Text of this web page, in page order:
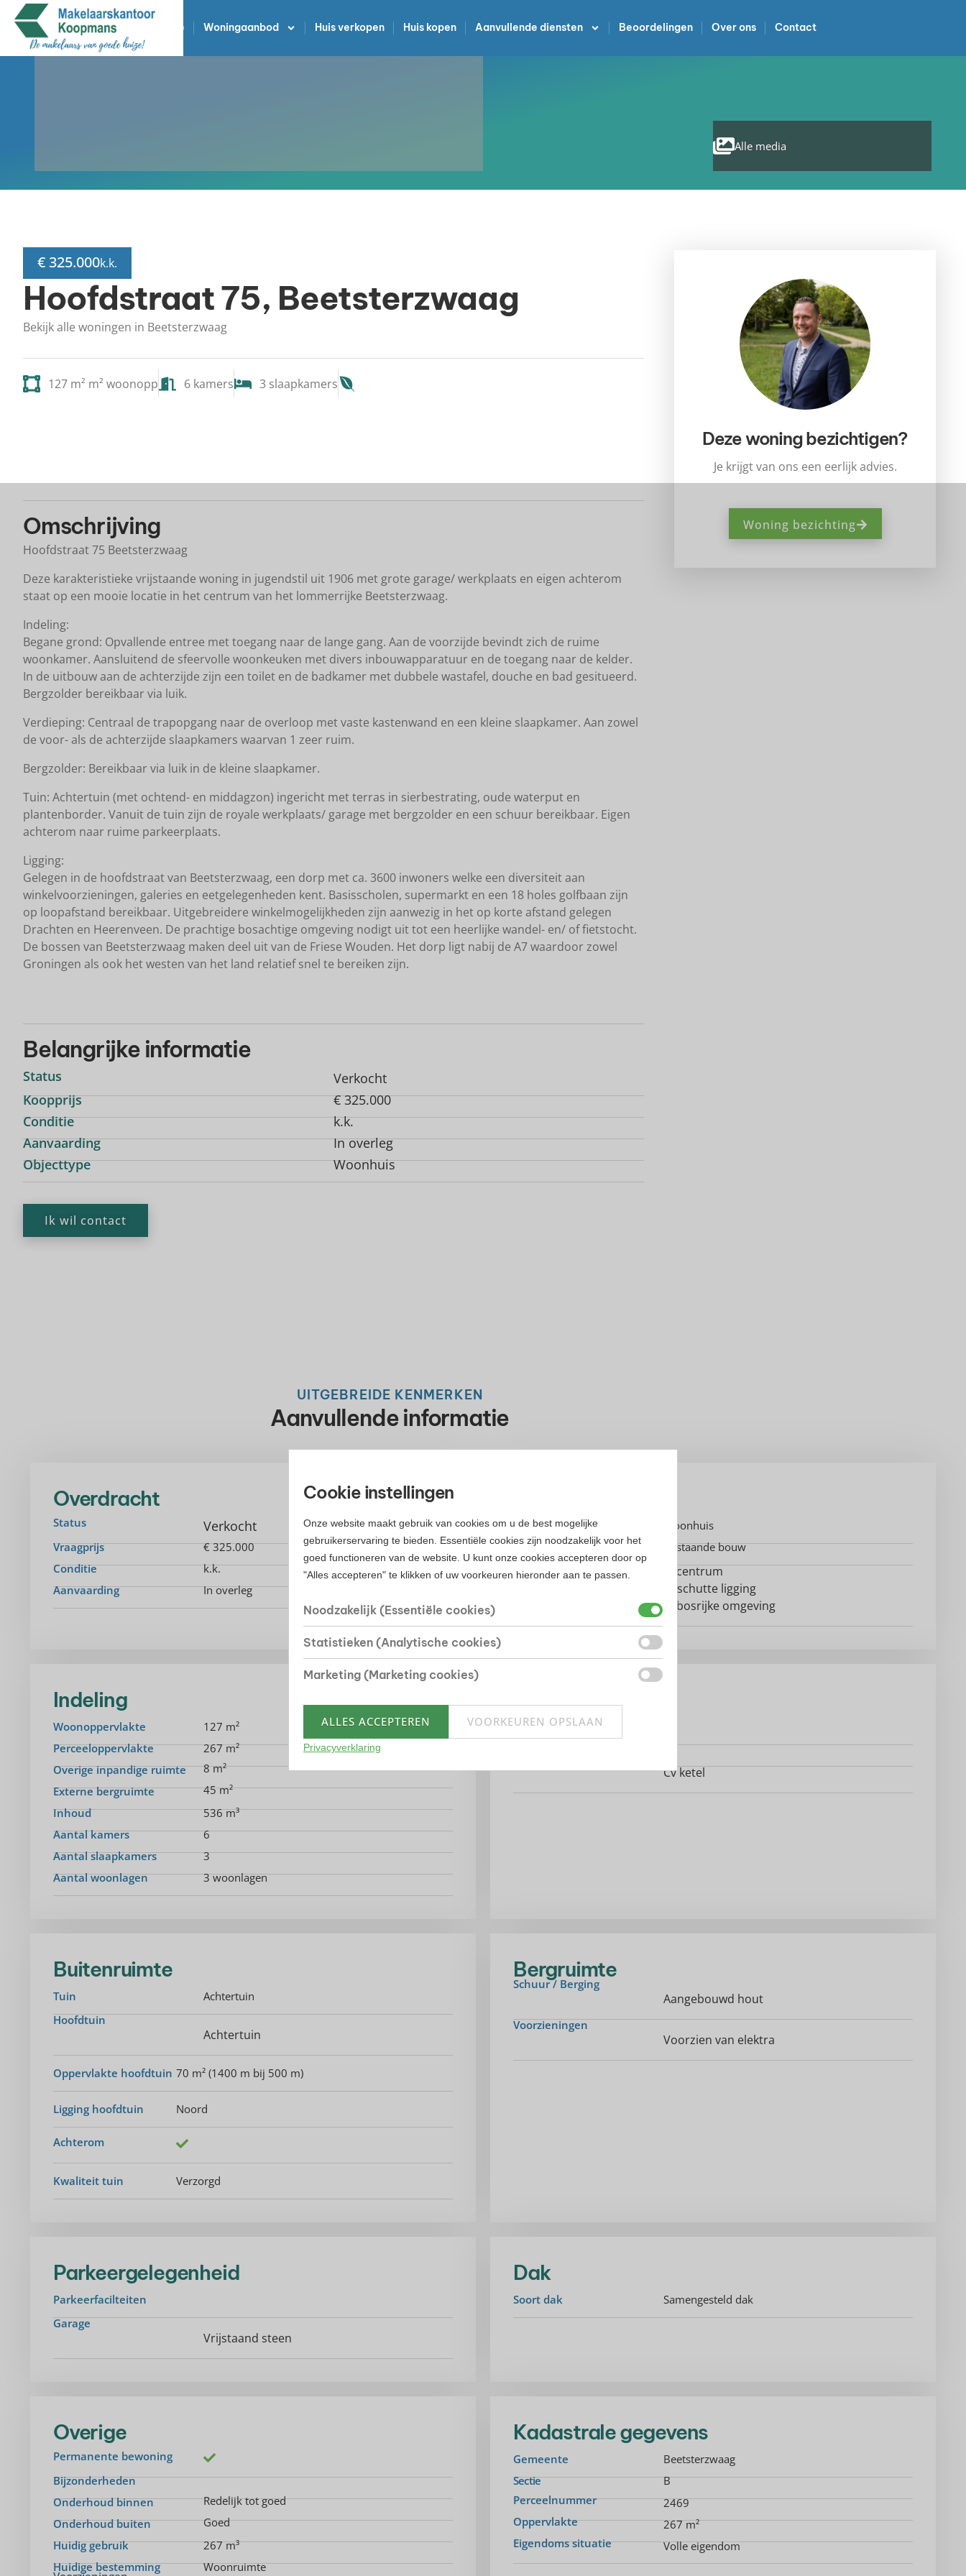
Home Woningaanbod Huis verkopen Huis kopen Aanvullende diensten Beoordelingen Over ons Contact
Alle media
€ 325.000k.k.
Hoofdstraat 75, Beetsterzwaag
Bekijk alle woningen in Beetsterzwaag
127 m² m² woonopp 6 kamers 3 slaapkamers
Omschrijving
Hoofdstraat 75 Beetsterzwaag
Deze karakteristieke vrijstaande woning in jugendstil uit 1906 met grote garage/ werkplaats en eigen achterom
staat op een mooie locatie in het centrum van het lommerrijke Beetsterzwaag.
Indeling:
Begane grond: Opvallende entree met toegang naar de lange gang. Aan de voorzijde bevindt zich de ruime
woonkamer. Aansluitend de sfeervolle woonkeuken met divers inbouwapparatuur en de toegang naar de kelder.
In de uitbouw aan de achterzijde zijn een toilet en de badkamer met dubbele wastafel, douche en bad gesitueerd.
Bergzolder bereikbaar via luik.
Verdieping: Centraal de trapopgang naar de overloop met vaste kastenwand en een kleine slaapkamer. Aan zowel
de voor- als de achterzijde slaapkamers waarvan 1 zeer ruim.
Bergzolder: Bereikbaar via luik in de kleine slaapkamer.
Tuin: Achtertuin (met ochtend- en middagzon) ingericht met terras in sierbestrating, oude waterput en
plantenborder. Vanuit de tuin zijn de royale werkplaats/ garage met bergzolder en een schuur bereikbaar. Eigen
achterom naar ruime parkeerplaats.
Ligging:
Gelegen in de hoofdstraat van Beetsterzwaag, een dorp met ca. 3600 inwoners welke een diversiteit aan
winkelvoorzieningen, galeries en eetgelegenheden kent. Basisscholen, supermarkt en een 18 holes golfbaan zijn
op loopafstand bereikbaar. Uitgebreidere winkelmogelijkheden zijn aanwezig in het op korte afstand gelegen
Drachten en Heerenveen. De prachtige bosachtige omgeving nodigt uit tot een heerlijke wandel- en/ of fietstocht.
De bossen van Beetsterzwaag maken deel uit van de Friese Wouden. Het dorp ligt nabij de A7 waardoor zowel
Groningen als ook het westen van het land relatief snel te bereiken zijn.
Belangrijke informatie
Status
Verkocht
Koopprijs
€ 325.000
Conditie
k.k.
Aanvaarding
In overleg
Objecttype
Woonhuis
Ik wil contact
Deze woning bezichtigen?
Je krijgt van ons een eerlijk advies.
Woning bezichting
UITGEBREIDE KENMERKEN
Aanvullende informatie
Overdracht
Status Verkocht
Vraagprijs
€ 325.000
Conditie
k.k.
Aanvaarding
In overleg
Soort object
Woonhuis
Bouwvorm
Bestaande bouw
Ligging
In centrum
Beschutte ligging
In bosrijke omgeving
Indeling
Woonoppervlakte
127 m²
Perceeloppervlakte
267 m²
Overige inpandige ruimte
8 m²
Externe bergruimte
45 m²
Inhoud
536 m³
Aantal kamers
6
Aantal slaapkamers
3
Aantal woonlagen
3 woonlagen
Energie
Energieklasse
Cv ketel
Buitenruimte
Tuin
Achtertuin
Hoofdtuin
Achtertuin
Oppervlakte hoofdtuin 70 m² (1400 m bij 500 m)
Ligging hoofdtuin Noord
Achterom
Kwaliteit tuin Verzorgd
Bergruimte
Schuur / Berging
Aangebouwd hout
Voorzieningen
Voorzien van elektra
Parkeergelegenheid
Parkeerfacilteiten
Garage
Vrijstaand steen
Dak
Soort dak Samengesteld dak
Overige
Permanente bewoning
Bijzonderheden
Onderhoud binnen
Redelijk tot goed
Onderhoud buiten
Goed
Huidig gebruik
267 m³
Huidige bestemming
Woonruimte
Kadastrale gegevens
Gemeente
Beetsterzwaag
Sectie
B
Perceelnummer
2469
Oppervlakte
267 m²
Eigendoms situatie
Volle eigendom
Cookie instellingen
Onze website maakt gebruik van cookies om u de best mogelijke
gebruikerservaring te bieden. Essentiële cookies zijn noodzakelijk voor het
goed functioneren van de website. U kunt onze cookies accepteren door op
"Alles accepteren" te klikken of uw voorkeuren hieronder aan te passen.
Noodzakelijk (Essentiële cookies)
Statistieken (Analytische cookies)
Marketing (Marketing cookies)
ALLES ACCEPTEREN VOORKEUREN OPSLAAN
Privacyverklaring